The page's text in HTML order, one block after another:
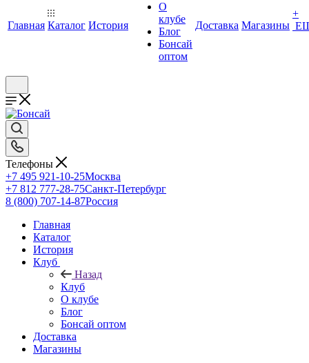
Главная Каталог История
О
клубе
Блог
Бонсай
оптом
Доставка Магазины
+
Телефоны
+7 495 921-10-25Москва
+7 812 777-28-75Санкт-Петербург
8 (800) 707-14-87Россия
Главная
Каталог
История
Клуб
Назад
Клуб
О клубе
Блог
Бонсай оптом
Доставка
Магазины